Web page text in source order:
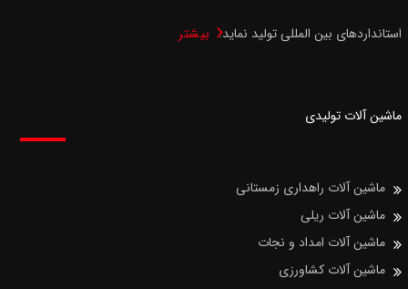
استانداردهای بین المللی تولید نماید. بیشتر
ماشین آلات تولیدی
ماشین آلات راهداری زمستانی
ماشین آلات ریلی
ماشین آلات امداد و نجات
ماشین آلات کشاورزی